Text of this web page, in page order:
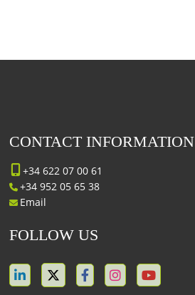
CONTACT INFORMATION
+34 622 07 00 61
+34 952 05 65 38
Email
FOLLOW US